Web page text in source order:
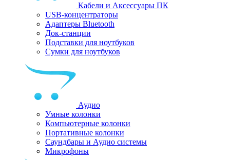
Кабели и Аксессуары ПК
USB-концентраторы
Адаптеры Bluetooth
Док-станции
Подставки для ноутбуков
Сумки для ноутбуков
Аудио
Умные колонки
Компьютерные колонки
Портативные колонки
Саундбары и Аудио системы
Микрофоны